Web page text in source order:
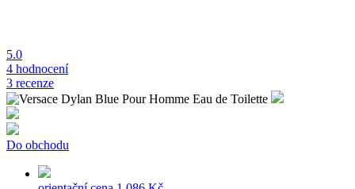
5.0
4 hodnocení
3 recenze
Do obchodu